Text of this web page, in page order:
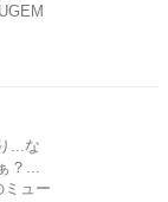
...な
？...
ミュー